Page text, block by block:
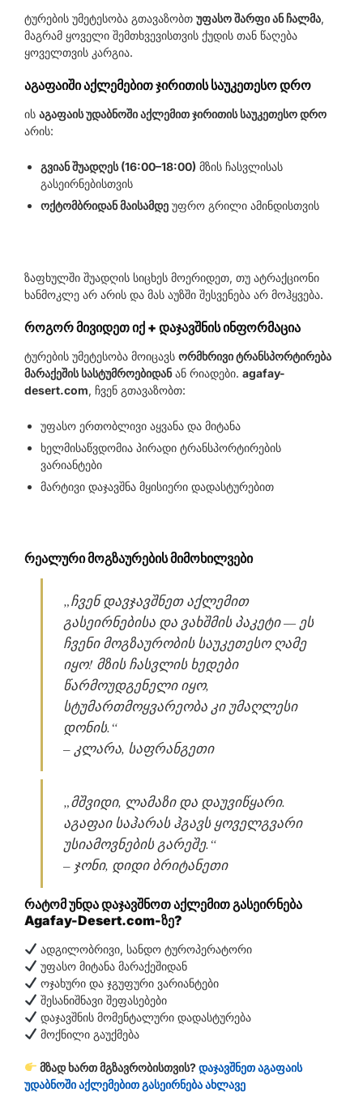
ტურების უმეტესობა გთავაზობთ უფასო შარფი ან ჩალმა,
მაგრამ ყოველი შემთხვევისთვის ქუდის თან წაღება
ყოველთვის კარგია.
აგაფაიში აქლემებით ჯირითის საუკეთესო დრო
ის აგაფაის უდაბნოში აქლემით ჯირითის საუკეთესო დრო
არის:
გვიან შუადღეს (16:00–18:00) მზის ჩასვლისას
გასეირნებისთვის
ოქტომბრიდან მაისამდე უფრო გრილი ამინდისთვის
ზაფხულში შუადღის სიცხეს მოერიდეთ, თუ ატრაქციონი
ხანმოკლე არ არის და მას აუზში შესვენება არ მოჰყვება.
როგორ მივიდეთ იქ + დაჯავშნის ინფორმაცია
ტურების უმეტესობა მოიცავს ორმხრივი ტრანსპორტირება
მარაქეშის სასტუმროებიდანან რიადები. agafay-
desert.com, ჩვენ გთავაზობთ:
უფასო ერთობლივი აყვანა და მიტანა
ხელმისაწვდომია პირადი ტრანსპორტირების
ვარიანტები
მარტივი დაჯავშნა მყისიერი დადასტურებით
რეალური მოგზაურების მიმოხილვები
„ჩვენ დავჯავშნეთ აქლემით
გასეირნებისა და ვახშმის პაკეტი — ეს
ჩვენი მოგზაურობის საუკეთესო ღამე
იყო! მზის ჩასვლის ხედები
წარმოუდგენელი იყო,
სტუმართმოყვარეობა კი უმაღლესი
დონის.“
– კლარა, საფრანგეთი
„მშვიდი, ლამაზი და დაუვიწყარი.
აგაფაი საჰარას ჰგავს ყოველგვარი
უსიამოვნების გარეშე.“
– ჯონი, დიდი ბრიტანეთი
რატომ უნდა დაჯავშნოთ აქლემით გასეირნება
Agafay-Desert.com-ზე?
ადგილობრივი, სანდო ტუროპერატორი
უფასო მიტანა მარაქეშიდან
ოჯახური და ჯგუფური ვარიანტები
შესანიშნავი შეფასებები
დაჯავშნის მომენტალური დადასტურება
მოქნილი გაუქმება
მზად ხართ მგზავრობისთვის?დაჯავშნეთ აგაფაის
უდაბნოში აქლემებით გასეირნება ახლავე